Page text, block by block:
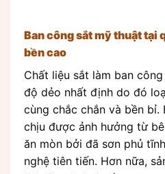
Ban công sắt mỹ thuật tại
bền cao
Chất liệu sắt làm ban
độ dẻo nhất định do đó
cùng chắc chắn và bền bỉ.
chịu được ảnh hưởng từ
ăn mòn bởi đã sơn phủ
nghệ tiên tiến. Hơn nữa,